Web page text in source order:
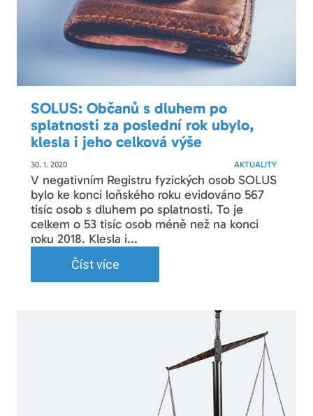
SOLUS: Občanů s dluhem po
splatnosti za poslední rok ubylo,
klesla i jeho celková výše
30. 1. 2020 AKTUALITY
V negativním Registru fyzických osob SOLUS
bylo ke konci loňského roku evidováno 567
tisíc osob s dluhem po splatnosti. To je
celkem o 53 tisíc osob méně než na konci
roku 2018. Klesla i...
Číst více